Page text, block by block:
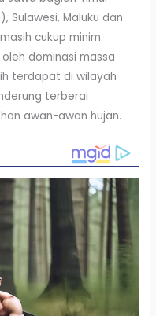
Sulawesi, Maluku dan
cukup minim.
dominasi massa
terdapat di wilayah
terberai
awan-awan hujan.